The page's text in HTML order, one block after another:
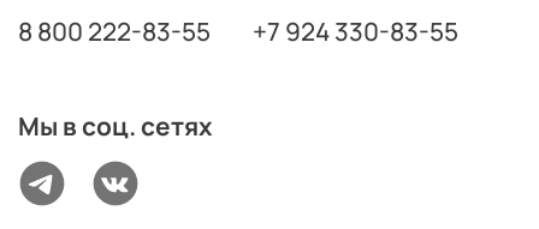
8 800 222-83-55 +7 924 330-83-55
Мы в соц. сетях